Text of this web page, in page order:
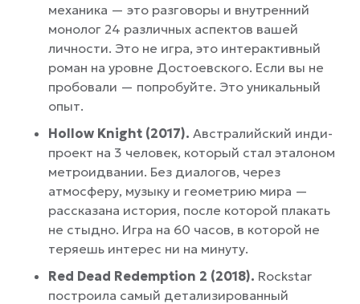
механика — это разговоры и внутренний
монолог 24 различных аспектов вашей
личности. Это не игра, это интерактивный
роман на уровне Достоевского. Если вы не
пробовали — попробуйте. Это уникальный
опыт.
Hollow Knight (2017). Австралийский инди-
проект на 3 человек, который стал эталоном
метроидвании. Без диалогов, через
атмосферу, музыку и геометрию мира —
рассказана история, после которой плакать
не стыдно. Игра на 60 часов, в которой не
теряешь интерес ни на минуту.
Red Dead Redemption 2 (2018). Rockstar
построила самый детализированный